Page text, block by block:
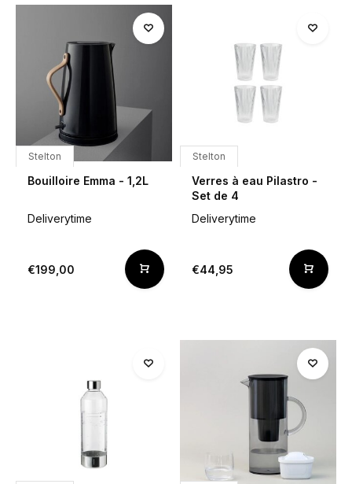
Stelton
Bouilloire Emma - 1,2L
Deliverytime
€199,00
Stelton
Verres à eau Pilastro -
Set de 4
Deliverytime
€44,95